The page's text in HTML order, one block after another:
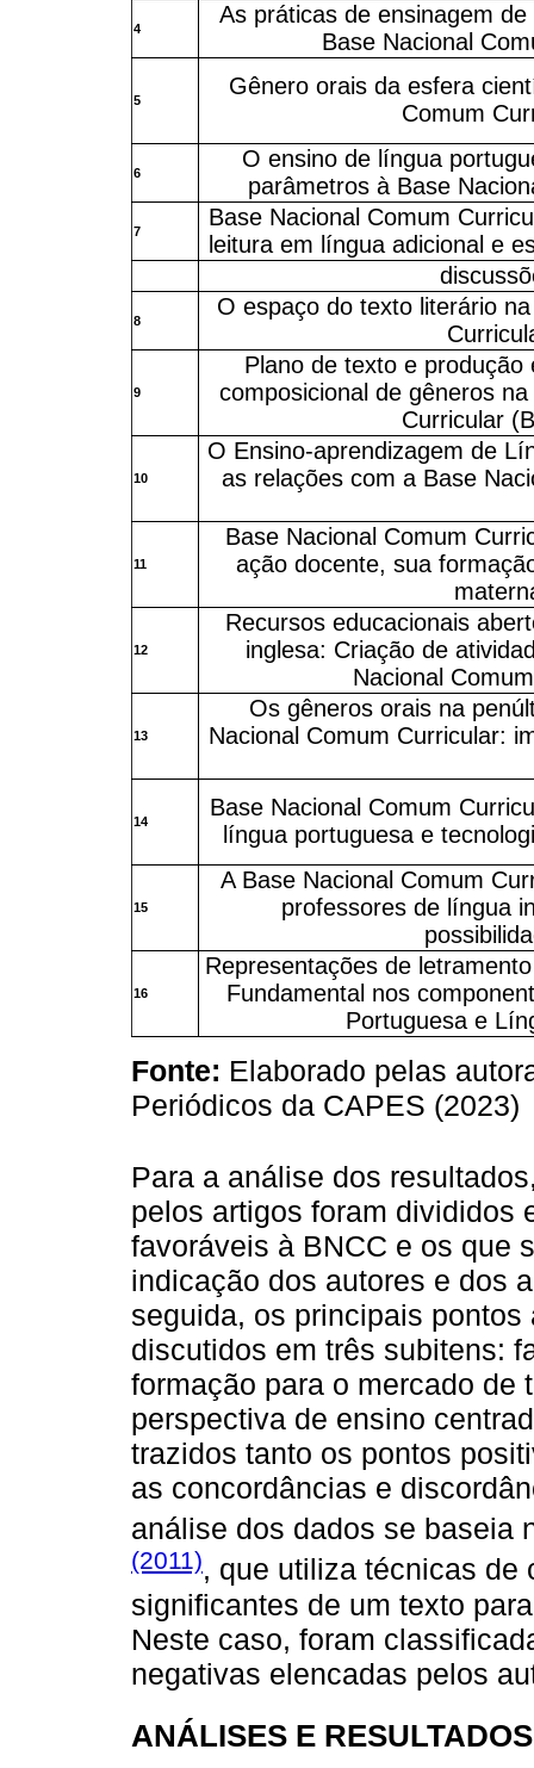
4
As práticas de ensinagem
Base Nacional
5
Gênero orais da esfera
Comum
6
O ensino de língua
parâmetros à Base
7
Base Nacional Comum
leitura em língua adicional e
8
O espaço do texto literário
9
Plano de texto e
composicional de gêneros
Curricular
10
O Ensino-aprendizagem de
as relações com a Base
11
Base Nacional Comum
ação docente, sua
12
Recursos educacionais
inglesa: Criação de
Nacional
13
Os gêneros orais na
Nacional Comum Curricular:
14
Base Nacional Comum
língua portuguesa e
15
A Base Nacional Comum
professores de língua
16
Representações de
Fundamental nos
Portuguesa e
Fonte: Elaborado pelas
Periódicos da CAPES (2023)
Para a análise dos
pelos artigos foram divididos
favoráveis à BNCC e os que
indicação dos autores e dos
seguida, os principais
discutidos em três subitens:
formação para o mercado de
perspectiva de ensino
trazidos tanto os pontos
as concordâncias e
análise dos dados se baseia
(2011), que utiliza técnicas de
significantes de um texto
Neste caso, foram
negativas elencadas pelos
ANÁLISES E RESULTADOS